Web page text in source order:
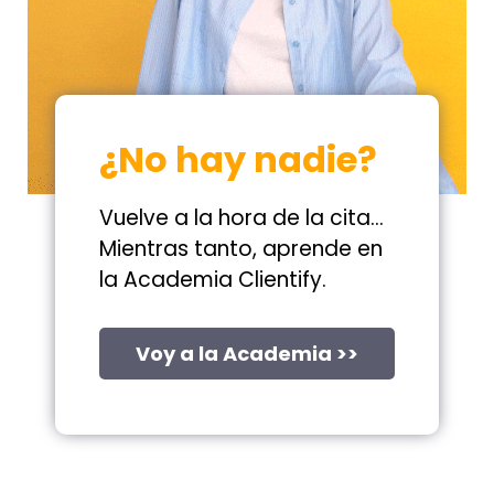
¿No hay nadie?
Vuelve a la hora de la cita…
Mientras tanto, aprende en
la Academia Clientify.
Voy a la Academia >>